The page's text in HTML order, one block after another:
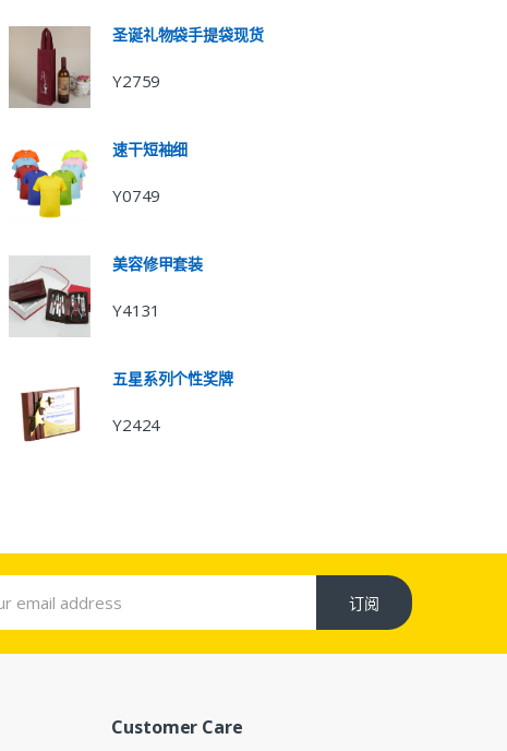
圣诞礼物袋手提袋现货
Y2759
速干短袖细
Y0749
美容修甲套装
Y4131
五星系列个性奖牌
Y2424
订阅
Customer Care